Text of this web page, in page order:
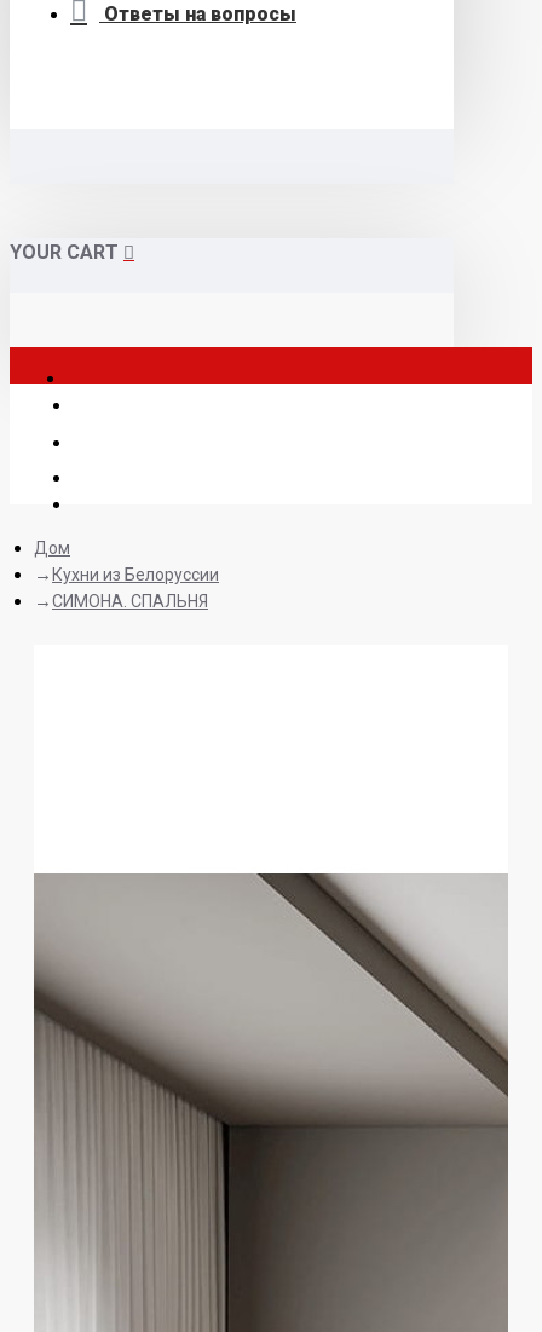
Ответы на вопросы
YOUR CART
Дом
Кухни из Белоруссии
СИМОНА. СПАЛЬНЯ